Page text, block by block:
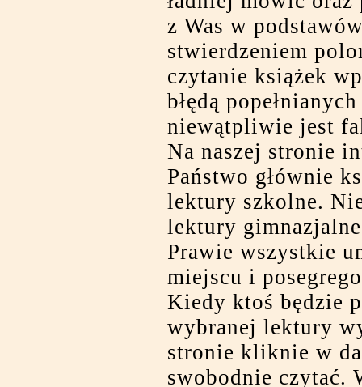
z Was w
stwierdzeniem
czytanie książek
błędą
niewątpliwie jest
Na naszej stronie
Państwo głównie
lektury szkolne.
lektury
Prawie wszystkie
miejscu i
Kiedy ktoś będzie
wybranej lektury
stronie kliknie w
swobodnie czytać.